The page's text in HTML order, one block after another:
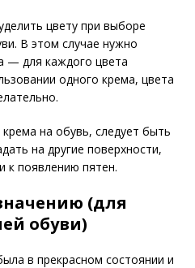
цвету при выборе
В этом случае нужно
— для каждого цвета
одного крема, цвета
на обувь, следует быть
на другие поверхности,
к появлению пятен.
(для
обуви)
в прекрасном состоянии и